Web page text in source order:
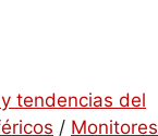
tendencias del
/ Monitores